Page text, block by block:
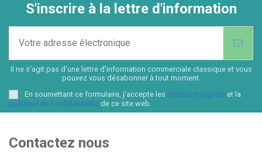
S'inscrire à la lettre d'information
Il ne s'agit pas d'une lettre d'information commerciale classique et vous
pouvez vous désabonner à tout moment.
En soumettant ce formulaire, j'accepte les mentions légales et la
politique de confidentialité de ce site web.
Contactez nous